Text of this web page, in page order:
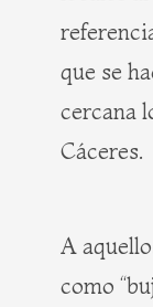
que se
cercana
Cáceres.
A
como